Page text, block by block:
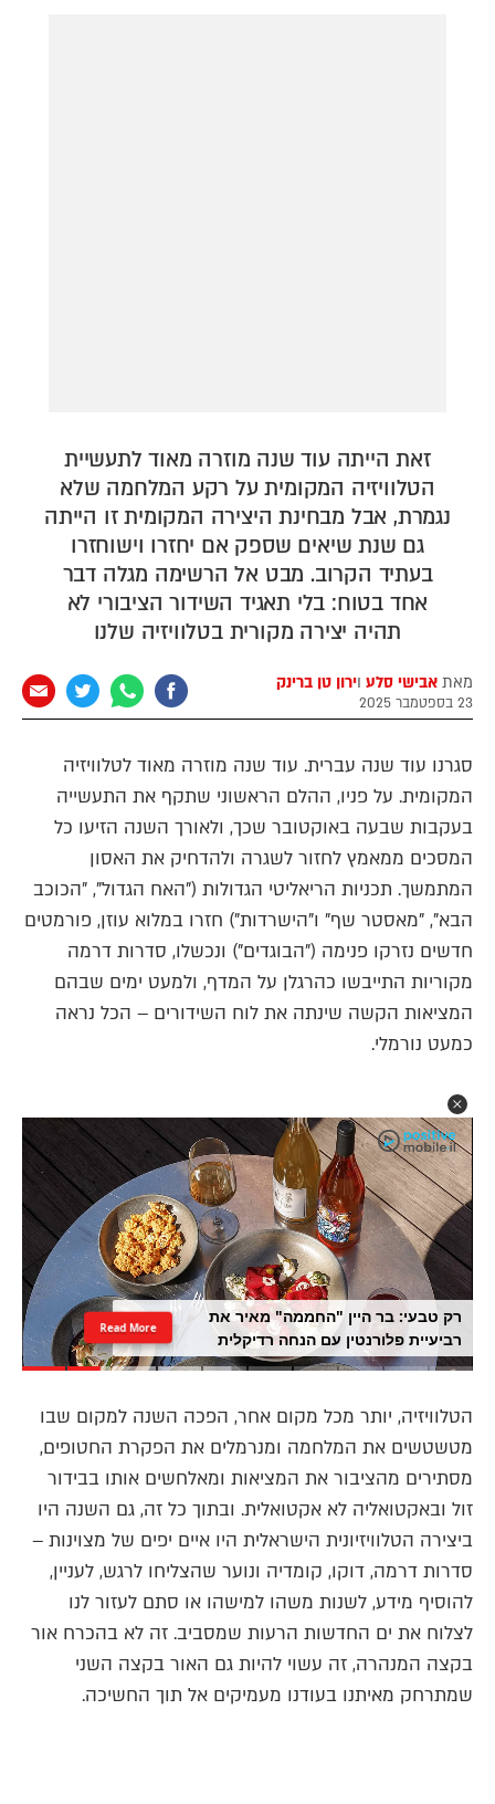
זאת הייתה עוד שנה מוזרה מאוד לתעשיית
הטלוויזיה המקומית על רקע המלחמה שלא
נגמרת, אבל מבחינת היצירה המקומית זו הייתה
גם שנת שיאים שספק אם יחזרו וישוחזרו
בעתיד הקרוב. מבט אל הרשימה מגלה דבר
אחד בטוח: בלי תאגיד השידור הציבורי לא
תהיה יצירה מקורית בטלוויזיה שלנו
מאת אבישי סלע וירון טן ברינק
23 בספטמבר 2025
סגרנו עוד שנה עברית. עוד שנה מוזרה מאוד לטלוויזיה
המקומית. על פניו, ההלם הראשוני שתקף את התעשייה
בעקבות שבעה באוקטובר שכך, ולאורך השנה הזיעו כל
המסכים ממאמץ לחזור לשגרה ולהדחיק את האסון
המתמשך. תכניות הריאליטי הגדולות ("האח הגדול", "הכוכב
הבא", "מאסטר שף" ו"הישרדות") חזרו במלוא עוזן, פורמטים
חדשים נזרקו פנימה ("הבוגדים") ונכשלו, סדרות דרמה
מקוריות התייבשו כהרגלן על המדף, ולמעט ימים שבהם
המציאות הקשה שינתה את לוח השידורים – הכל נראה
כמעט נורמלי.
רק טבעי: בר היין "החממה" מאיר את
רביעיית פלורנטין עם הנחה רדיקלית
Read More
הטלוויזיה, יותר מכל מקום אחר, הפכה השנה למקום שבו
מטשטשים את המלחמה ומנרמלים את הפקרת החטופים,
מסתירים מהציבור את המציאות ומאלחשים אותו בבידור
זול ובאקטואליה לא אקטואלית. ובתוך כל זה, גם השנה היו
ביצירה הטלוויזיונית הישראלית היו איים יפים של מצוינות –
סדרות דרמה, דוקו, קומדיה ונוער שהצליחו לרגש, לעניין,
להוסיף מידע, לשנות משהו למישהו או סתם לעזור לנו
לצלוח את ים החדשות הרעות שמסביב. זה לא בהכרח אור
בקצה המנהרה, זה עשוי להיות גם האור בקצה השני
שמתרחק מאיתנו בעודנו מעמיקים אל תוך החשיכה.